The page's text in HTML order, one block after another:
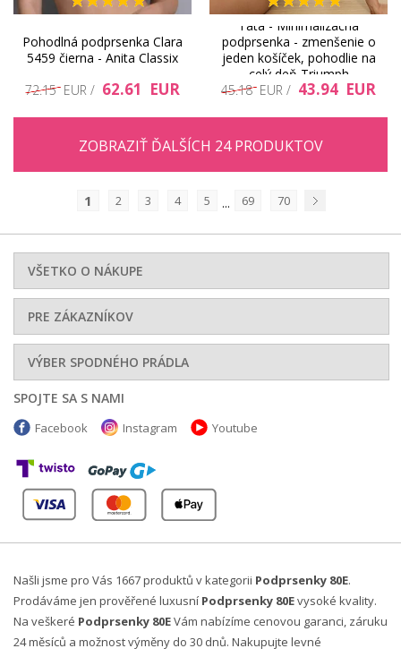
Pohodlná podprsenka Clara
5459 čierna - Anita Classix
72.15 EUR / 62.61 EUR
Tata - Minimalizačná
podprsenka - zmenšenie o
jeden košíček, pohodlie na
celý deň Triumph
45.18 EUR / 43.94 EUR
ZOBRAZIŤ ĎALŠÍCH 24 PRODUKTOV
1 2 3 4 5 ... 69
70
VŠETKO O NÁKUPE
PRE ZÁKAZNÍKOV
VÝBER SPODNÉHO PRÁDLA
SPOJTE SA S NAMI
Facebook Instagram Youtube
Našli jsme pro Vás 1667 produktů v kategorii Podprsenky 80E.
Prodáváme jen prověřené luxusní Podprsenky 80Evysoké kvality.
Na veškeré Podprsenky 80EVám nabízíme cenovou garanci, záruku
24 měsíců a možnost výměny do 30 dnů. Nakupujte levné